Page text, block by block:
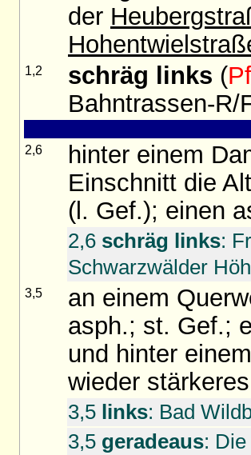
der
1,2 schräg links (
Bahntrassen-R/
2,6
hinter einem
Einschnitt die
(l. Gef.); einen
2,6 schräg links:
Schwarzwälder
3,5
an einem
asph.; st. Gef.;
und hinter
wieder
3,5 links: Bad
3,5 geradeaus: